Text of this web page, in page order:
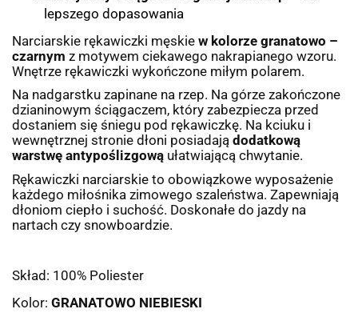
lepszego dopasowania
Narciarskie rękawiczki męskie w kolorze granatowo –
czarnym z motywem ciekawego nakrapianego wzoru.
Wnętrze rękawiczki wykończone miłym polarem.
Na nadgarstku zapinane na rzep. Na górze zakończone
dzianinowym ściągaczem, który zabezpiecza przed
dostaniem się śniegu pod rękawiczkę. Na kciuku i
wewnętrznej stronie dłoni posiadają dodatkową
warstwę antypoślizgową ułatwiającą chwytanie.
Rękawiczki narciarskie to obowiązkowe wyposażenie
każdego miłośnika zimowego szaleństwa. Zapewniają
dłoniom ciepło i suchość. Doskonałe do jazdy na
nartach czy snowboardzie.
Skład: 100% Poliester
Kolor: GRANATOWO NIEBIESKI